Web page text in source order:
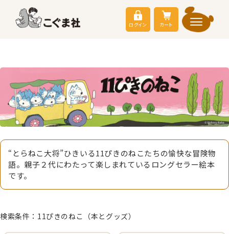
ログイン カート
“とらねこ大将”ひきいる11ぴきのねこたちの愉快な冒険物
語。親子２代にわたって楽しまれているロングセラー絵本
です。
検索条件：11ぴきのねこ（本とグッズ）